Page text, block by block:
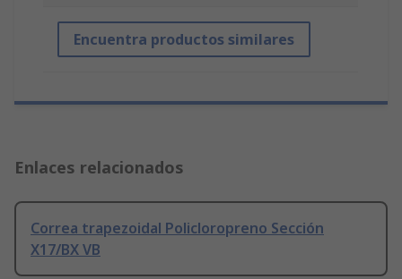
Encuentra productos similares
Enlaces relacionados
Correa trapezoidal Policloropreno Sección
X17/BX VB